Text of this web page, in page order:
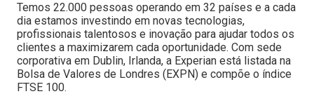
Temos 22.000 pessoas operando em 32 países e a cada
dia estamos investindo em novas tecnologias,
profissionais talentosos e inovação para ajudar todos os
clientes a maximizarem cada oportunidade. Com sede
corporativa em Dublin, Irlanda, a Experian está listada na
Bolsa de Valores de Londres (EXPN) e compõe o índice
FTSE 100.